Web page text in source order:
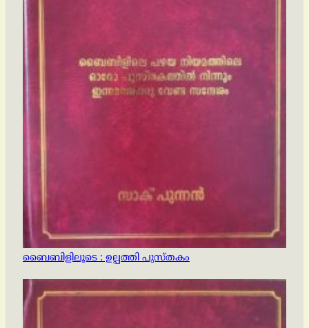
ബൈബിളിലൂടെ : ഉല്പത്തി പുസ്തകം